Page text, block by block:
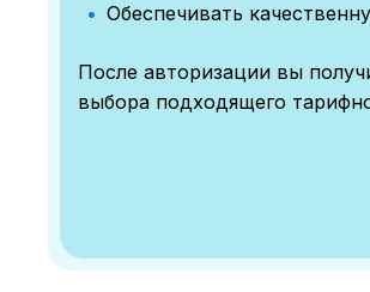
Обеспечивать
После авторизации вы
выбора подходящего